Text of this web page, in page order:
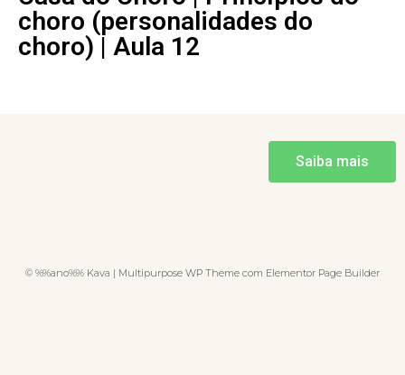
choro (personalidades do
choro) | Aula 12
Saiba mais
© %%ano%% Kava | Multipurpose WP Theme com Elementor Page Builder